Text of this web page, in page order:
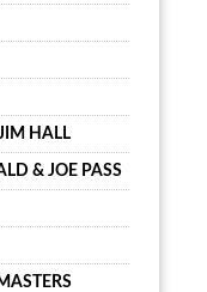
HALL
& JOE PASS